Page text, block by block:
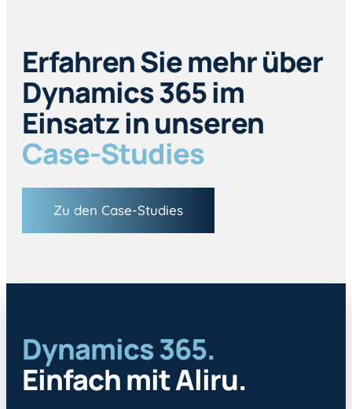
Erfahren Sie mehr über
Dynamics 365 im
Einsatz in unseren
Case-Studies
Zu den Case-Studies
Dynamics 365.
Einfach mit Aliru.